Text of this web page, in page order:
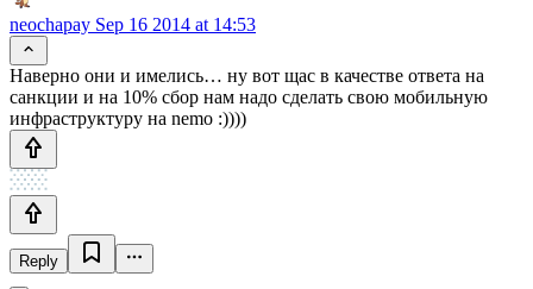
neochapay Sep 16 2014 at 14:53
Наверно они и имелись… ну вот щас в качестве ответа на
санкции и на 10% сбор нам надо сделать свою мобильную
инфраструктуру на nemo :))))
Reply